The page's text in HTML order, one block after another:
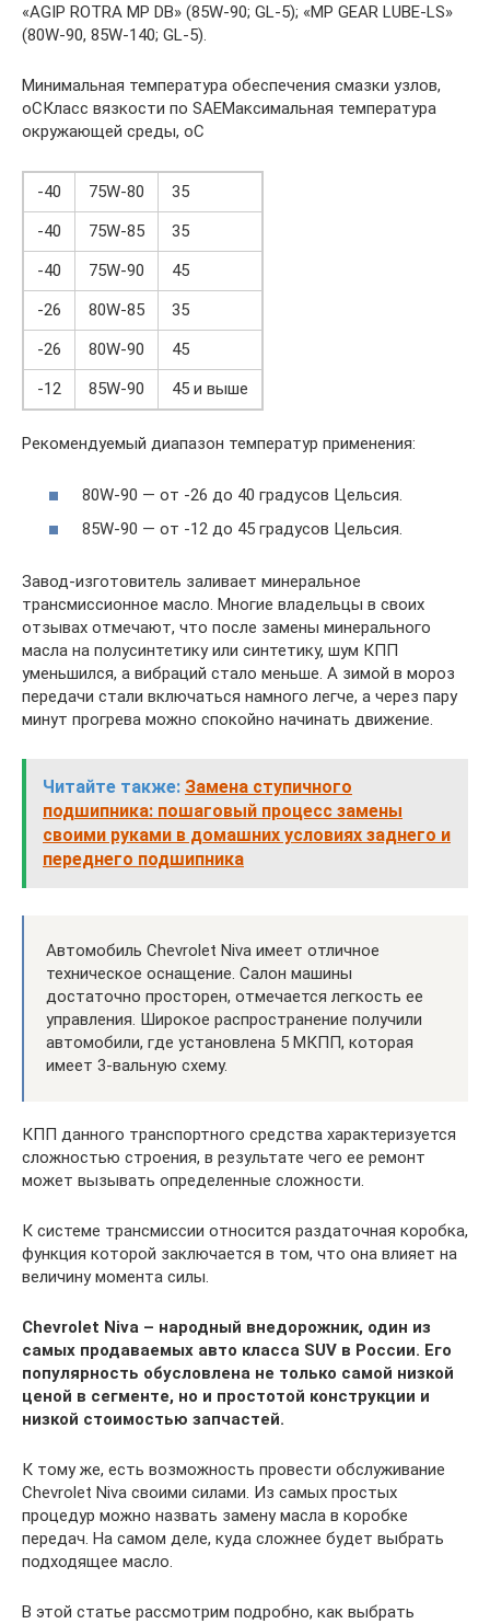
«AGIP ROTRA MP DB» (85W-90; GL-5); «MP GEAR LUBE-LS»
(80W-90, 85W-140; GL-5).
Минимальная температура обеспечения смазки узлов,
оCКласс вязкости по SAEМаксимальная температура
окружающей среды, оC
-40 75W-80
35
-40
75W-85
35
-40
75W-90
45
-26
80W-85
35
-26
80W-90
45
-12
85W-90 45 и выше
Рекомендуемый диапазон температур применения:
80W-90 — от -26 до 40 градусов Цельсия.
85W-90 — от -12 до 45 градусов Цельсия.
Завод-изготовитель заливает минеральное
трансмиссионное масло. Многие владельцы в своих
отзывах отмечают, что после замены минерального
масла на полусинтетику или синтетику, шум КПП
уменьшился, а вибраций стало меньше. А зимой в мороз
передачи стали включаться намного легче, а через пару
минут прогрева можно спокойно начинать движение.
Читайте также: Замена ступичного
подшипника: пошаговый процесс замены
своими руками в домашних условиях заднего и
переднего подшипника
Автомобиль Chevrolet Niva имеет отличное
техническое оснащение. Салон машины
достаточно просторен, отмечается легкость ее
управления. Широкое распространение получили
автомобили, где установлена 5 МКПП, которая
имеет 3-вальную схему.
КПП данного транспортного средства характеризуется
сложностью строения, в результате чего ее ремонт
может вызывать определенные сложности.
К системе трансмиссии относится раздаточная коробка,
функция которой заключается в том, что она влияет на
величину момента силы.
Chevrolet Niva – народный внедорожник, один из
самых продаваемых авто класса SUV в России. Его
популярность обусловлена не только самой низкой
ценой в сегменте, но и простотой конструкции и
низкой стоимостью запчастей.
К тому же, есть возможность провести обслуживание
Chevrolet Niva своими силами. Из самых простых
процедур можно назвать замену масла в коробке
передач. На самом деле, куда сложнее будет выбрать
подходящее масло.
В этой статье рассмотрим подробно, как выбрать